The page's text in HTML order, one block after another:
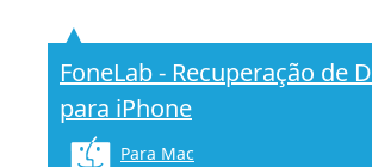
FoneLab - Recuperação de
para iPhone
Para Mac